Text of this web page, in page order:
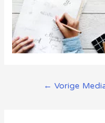
Berichtnavigatie
← Vorige